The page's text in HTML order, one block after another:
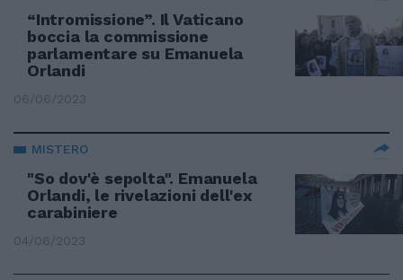
“Intromissione”. Il Vaticano
boccia la commissione
parlamentare su Emanuela
Orlandi
06/06/2023
MISTERO
"So dov'è sepolta". Emanuela
Orlandi, le rivelazioni dell'ex
carabiniere
04/06/2023